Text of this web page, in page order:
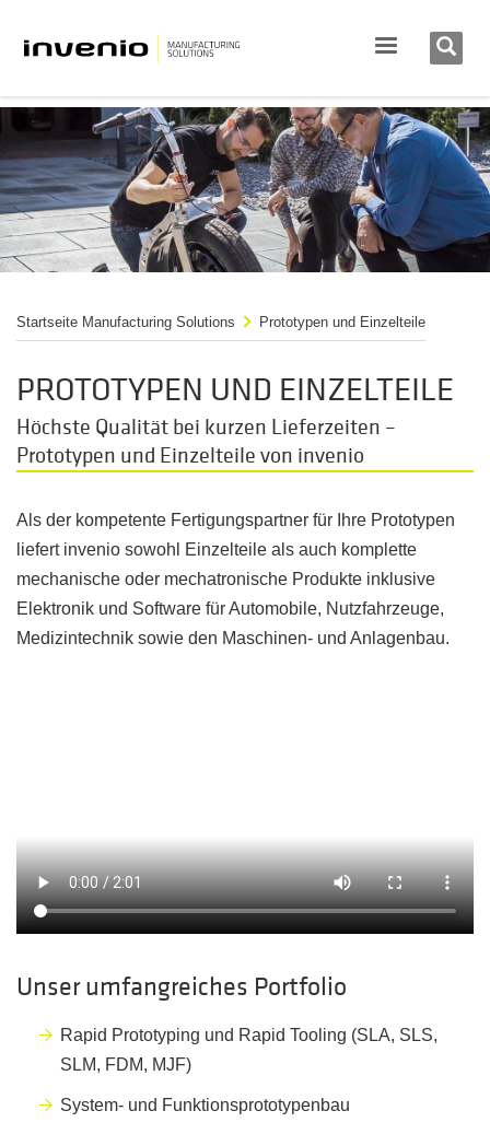
Startseite Manufacturing Solutions Prototypen und Einzelteile
PROTOTYPEN­ UND EINZELTEILE
Höchste Qualität bei kurzen Lieferzeiten –
Prototypen und Einzelteile von invenio
Als der kompetente Fertigungspartner für Ihre Prototypen
liefert invenio sowohl Einzelteile als auch komplette
mechanische oder mechatronische Produkte inklusive
Elektronik und Software für Automobile, Nutzfahrzeuge,
Medizintechnik sowie den Maschinen- und Anlagenbau.
Unser umfangreiches Portfolio
Rapid Prototyping und Rapid Tooling (SLA, SLS,
SLM, FDM, MJF)
System- und Funktionsprototypenbau